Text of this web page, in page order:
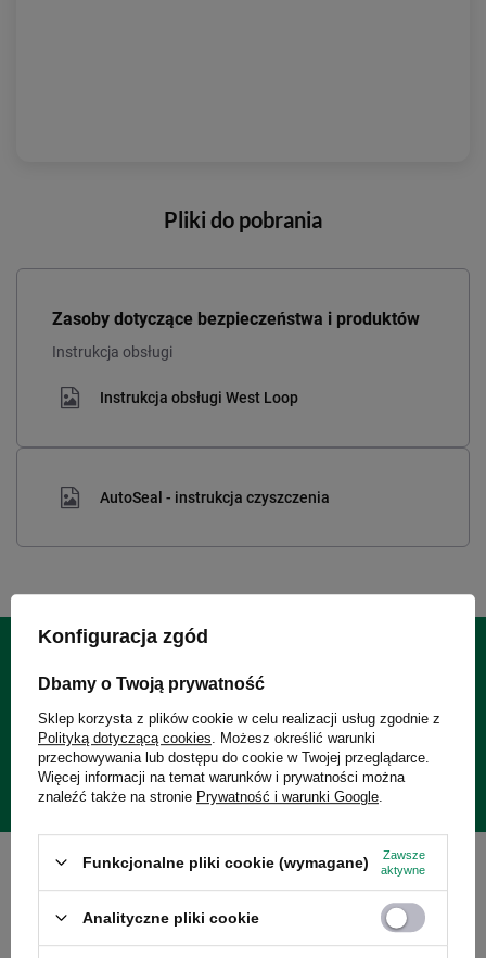
Pliki do pobrania
Zasoby dotyczące bezpieczeństwa i produktów
Instrukcja obsługi
Instrukcja obsługi West Loop
AutoSeal - instrukcja czyszczenia
24 miesiące gwarancji
Gwarancja 24 miesiące od dnia zakupu. Wymagany dowód
zakupu do reklamacji.
Zobacz również:
Konfiguracja zgód
Dbamy o Twoją prywatność
Sklep korzysta z plików cookie w celu realizacji usług zgodnie z
Polityką dotyczącą cookies . Możesz określić warunki
przechowywania lub dostępu do cookie w Twojej przeglądarce.
Więcej informacji na temat warunków i prywatności można
znaleźć także na stronie Prywatność i warunki Google
Funkcjonalne pliki cookie (wymagane)
Zawsze
aktywne
Analityczne pliki cookie